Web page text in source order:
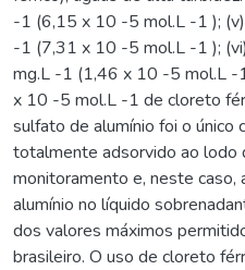
-1 (6,15 x 10 -5 mol.L -1 );
-1 (7,31 x 10 -5 mol.L -1 );
mg.L -1 (1,46 x 10 -5 mol.L -
x 10 -5 mol.L -1 de cloreto
sulfato de alumínio foi o único
totalmente adsorvido ao lodo
monitoramento e, neste caso,
alumínio no líquido
dos valores máximos
brasileiro. O uso de cloreto